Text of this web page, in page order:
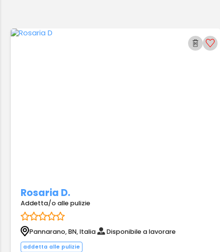
Rosaria D.
Addetta/o alle pulizie
Pannarano, BN, Italia Disponibile a lavorare
addetta alle pulizie